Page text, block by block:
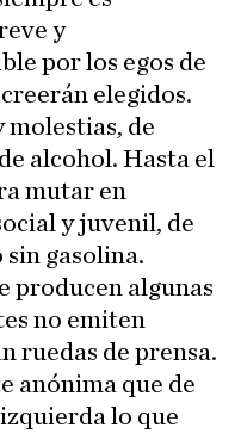
y
por los egos de
elegidos.
molestias, de
alcohol. Hasta el
mutar en
y juvenil, de
sin gasolina.
producen algunas
no emiten
ruedas de prensa.
anónima que de
lo que